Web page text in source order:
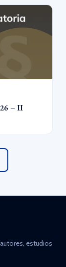
– II
estudios